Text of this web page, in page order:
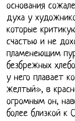
основания
духа у
которые
счастью и не
пламенеющим
безбрежных
у него плавает
желтый», в
огромным он,
более близкой к